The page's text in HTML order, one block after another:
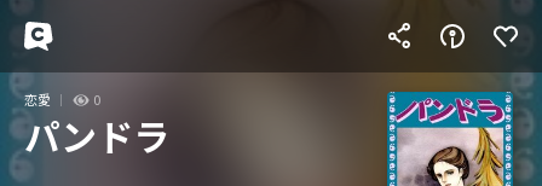
恋愛 0
パンドラ